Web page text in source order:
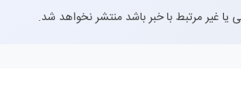
یا غیر مرتبط با خبر باشد منتشر نخواهد شد.